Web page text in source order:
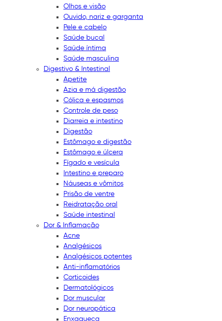
Olhos e visão
Ouvido, nariz e garganta
Pele e cabelo
Saúde bucal
Saúde íntima
Saúde masculina
Digestivo & Intestinal
Apetite
Azia e má digestão
Cólica e espasmos
Controle de peso
Diarreia e intestino
Digestão
Estômago e digestão
Estômago e úlcera
Fígado e vesícula
Intestino e preparo
Náuseas e vômitos
Prisão de ventre
Reidratação oral
Saúde intestinal
Dor & Inflamação
Acne
Analgésicos
Analgésicos potentes
Anti-inflamatórios
Corticoides
Dermatológicos
Dor muscular
Dor neuropática
Enxaqueca